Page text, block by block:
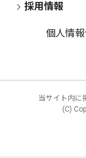
採用情報
個人情
当サイト内に
(C)